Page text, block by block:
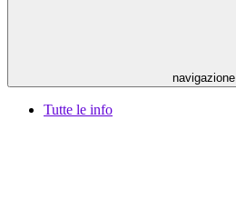
navigazione
Tutte le info